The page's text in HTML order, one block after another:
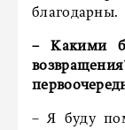
благодарны.
– Какими
– Я буду